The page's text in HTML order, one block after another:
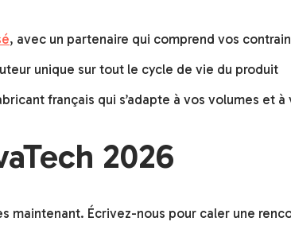
, avec un partenaire qui comprend vos
unique sur tout le cycle de vie du produit
français qui s’adapte à vos volumes et à
2026
maintenant. Écrivez-nous pour caler une